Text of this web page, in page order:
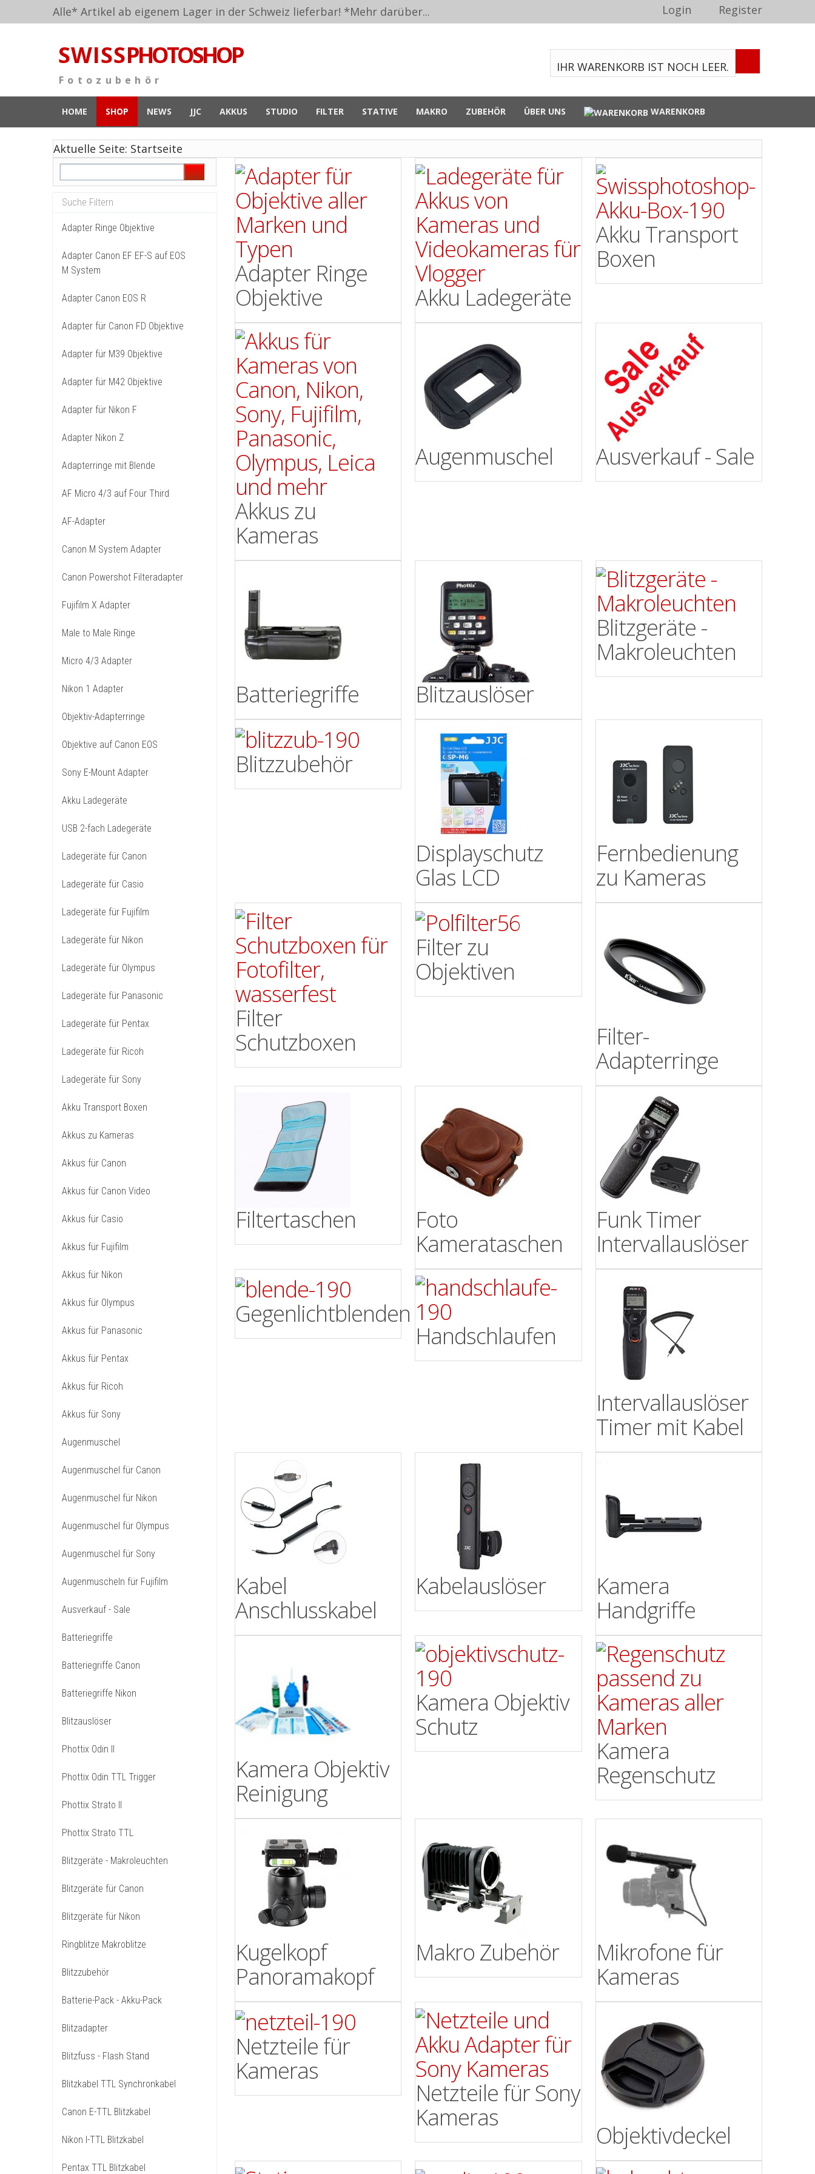
Alle* Artikel ab eigenem Lager in der Schweiz lieferbar! *Mehr darüber... Login Register
S W I S SPHOTOSHOP
F o t o z u b e h ö r
IHR WARENKORB IST NOCH LEER.
HOME SHOP NEWS JJC AKKUS STUDIO FILTER STATIVE MAKRO ZUBEHÖR ÜBER UNS WARENKORB
Aktuelle Seite: Startseite
Adapter Ringe Objektive
Adapter Canon EF EF-S auf EOS
M System
Adapter Canon EOS R
Adapter für Canon FD Objektive
Adapter für M39 Objektive
Adapter für M42 Objektive
Adapter für Nikon F
Adapter Nikon Z
Adapterringe mit Blende
AF Micro 4/3 auf Four Third
AF-Adapter
Canon M System Adapter
Canon Powershot Filteradapter
Fujifilm X Adapter
Male to Male Ringe
Micro 4/3 Adapter
Nikon 1 Adapter
Objektiv-Adapterringe
Objektive auf Canon EOS
Sony E-Mount Adapter
Akku Ladegeräte
USB 2-fach Ladegeräte
Ladegeräte für Canon
Ladegeräte für Casio
Ladegeräte für Fujifilm
Ladegeräte für Nikon
Ladegeräte für Olympus
Ladegeräte für Panasonic
Ladegeräte für Pentax
Ladegeräte für Ricoh
Ladegeräte für Sony
Akku Transport Boxen
Akkus zu Kameras
Akkus für Canon
Akkus für Canon Video
Akkus für Casio
Akkus für Fujifilm
Akkus für Nikon
Akkus für Olympus
Akkus für Panasonic
Akkus für Pentax
Akkus für Ricoh
Akkus für Sony
Augenmuschel
Augenmuschel für Canon
Augenmuschel für Nikon
Augenmuschel für Olympus
Augenmuschel für Sony
Augenmuscheln für Fujifilm
Ausverkauf - Sale
Batteriegriffe
Batteriegriffe Canon
Batteriegriffe Nikon
Blitzauslöser
Phottix Odin II
Phottix Odin TTL Trigger
Phottix Strato II
Phottix Strato TTL
Blitzgeräte - Makroleuchten
Blitzgeräte für Canon
Blitzgeräte für Nikon
Ringblitze Makroblitze
Blitzzubehör
Batterie-Pack - Akku-Pack
Blitzadapter
Blitzfuss - Flash Stand
Blitzkabel TTL Synchronkabel
Canon E-TTL Blitzkabel
Nikon I-TTL Blitzkabel
Pentax TTL Blitzkabel
Adapter Ringe
Objektive
Akku Ladegeräte
Akku Transport
Boxen
Akkus zu
Kameras
Augenmuschel Ausverkauf - Sale
Batteriegriffe Blitzauslöser
Blitzgeräte -
Makroleuchten
Blitzzubehör
Displayschutz
Glas LCD
Fernbedienung
zu Kameras
Filter
Schutzboxen
Filter zu
Objektiven
Filter-
Adapterringe
Filtertaschen
Foto
Kamerataschen
Funk Timer
Intervallauslöser
Gegenlichtblenden
Handschlaufen
Intervallauslöser
Timer mit Kabel
Kabel
Anschlusskabel
Kabelauslöser
Kamera
Handgriffe
Kamera Objektiv
Reinigung
Kamera Objektiv
Schutz
Kamera
Regenschutz
Kugelkopf
Panoramakopf
Makro Zubehör
Mikrofone für
Kameras
Netzteile für
Kameras
Netzteile für Sony
Kameras
Objektivdeckel